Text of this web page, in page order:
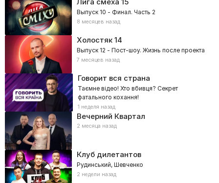
Выпуск 10 - Финал. Часть 2
8 месяцев назад
Холостяк14
Выпуск 12 - Пост-шоу. Жизнь после проекта
7 месяцев назад
Говорит вся страна
Таємне відео! Хто вбивця? Секрет
фатального кохання!
1 неделя назад
Вечерний Квартал
2 месяца назад
Клуб дилетантов
Рудинський, Шевченко
2 недели назад